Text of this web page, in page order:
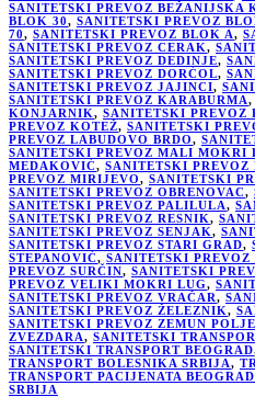
SANITETSKI PREVOZ BEŽANIJSKA
BLOK 30, SANITETSKI PREVOZ
70, SANITETSKI PREVOZ BLOK A,
SANITETSKI PREVOZ CERAK,
SANITETSKI PREVOZ DEDINJE,
SANITETSKI PREVOZ DORĆOL,
SANITETSKI PREVOZ JAJINCI,
SANITETSKI PREVOZ KARABURMA,
KONJARNIK, SANITETSKI PREVOZ
PREVOZ KOTEŽ, SANITETSKI
PREVOZ LABUDOVO BRDO,
SANITETSKI PREVOZ MALI MOKRI
MEDAKOVIĆ, SANITETSKI
PREVOZ MIRIJEVO, SANITETSKI
SANITETSKI PREVOZ OBRENOVAC,
SANITETSKI PREVOZ PALILULA,
SANITETSKI PREVOZ RESNIK,
SANITETSKI PREVOZ SENJAK,
SANITETSKI PREVOZ STARI GRAD,
STEPANOVIĆ, SANITETSKI PREVOZ
PREVOZ SURČIN, SANITETSKI
PREVOZ VELIKI MOKRI LUG,
SANITETSKI PREVOZ VRAČAR,
SANITETSKI PREVOZ ŽELEZNIK,
SANITETSKI PREVOZ ZEMUN POLJE
ZVEZDARA, SANITETSKI
SANITETSKI TRANSPORT BEOGRAD
TRANSPORT BOLESNIKA SRBIJA,
TRANSPORT PACIJENATA BEOGRAD
SRBIJA